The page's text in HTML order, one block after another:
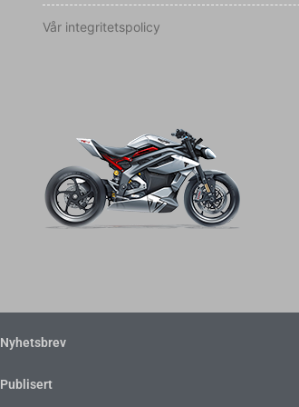
Vår integritetspolicy
Nyhetsbrev
Publisert